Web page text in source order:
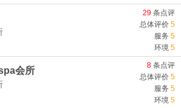
29 条点评
总体评价 5
服务 5
环境 5
会所 8 条点评
总体评价 5
服务 5
环境 5